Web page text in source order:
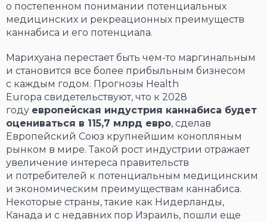
о постепенном понимании потенциальных
медицинских и рекреационных преимуществ
каннабиса и его потенциала.
Марихуана перестает быть чем-то маргинальным
и становится все более прибыльным бизнесом
с каждым годом. Прогнозы Health
Europa свидетельствуют, что к 2028
году европейская индустрия каннабиса будет
оцениваться в 115,7 млрд евро, сделав
Европейский Союз крупнейшим конопляным
рынком в мире. Такой рост индустрии отражает
увеличение интереса правительств
и потребителей к потенциальным медицинским
и экономическим преимуществам каннабиса.
Некоторые страны, такие как Нидерланды,
Канада и с недавних пор Израиль, пошли еще